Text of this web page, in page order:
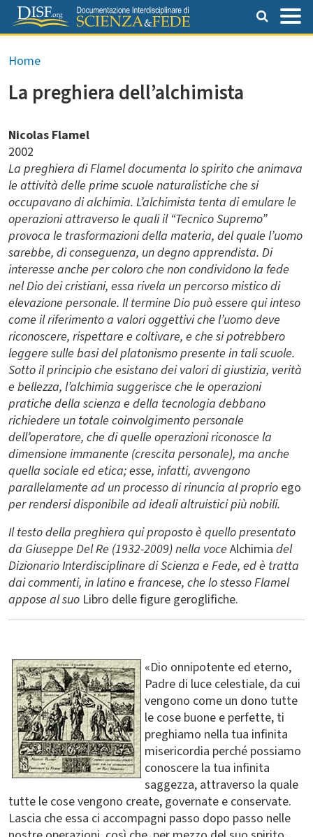
Salta al contenuto principale
Briciole di pane
Home
La preghiera dell’alchimista
Nicolas Flamel
2002
La preghiera di Flamel documenta lo spirito che animava
le attività delle prime scuole naturalistiche che si
occupavano di alchimia. L’alchimista tenta di emulare le
operazioni attraverso le quali il “Tecnico Supremo”
provoca le trasformazioni della materia, del quale l’uomo
sarebbe, di conseguenza, un degno apprendista. Di
interesse anche per coloro che non condividono la fede
nel Dio dei cristiani, essa rivela un percorso mistico di
elevazione personale. Il termine Dio può essere qui inteso
come il riferimento a valori oggettivi che l’uomo deve
riconoscere, rispettare e coltivare, e che si potrebbero
leggere sulle basi del platonismo presente in tali scuole.
Sotto il principio che esistano dei valori di giustizia, verità
e bellezza, l’alchimia suggerisce che le operazioni
pratiche della scienza e della tecnologia debbano
richiedere un totale coinvolgimento personale
dell’operatore, che di quelle operazioni riconosce la
dimensione immanente (crescita personale), ma anche
quella sociale ed etica; esse, infatti, avvengono
parallelamente ad un processo di rinuncia al proprio ego
per rendersi disponibile ad ideali altruistici più nobili.
Il testo della preghiera qui proposto è quello presentato
da Giuseppe Del Re (1932-2009) nella voce Alchimia del
Dizionario Interdisciplinare di Scienza e Fede, ed è tratta
dai commenti, in latino e francese, che lo stesso Flamel
appose al suo Libro delle figure geroglifiche.
«Dio onnipotente ed eterno,
Padre di luce celestiale, da cui
vengono come un dono tutte
le cose buone e perfette, ti
preghiamo nella tua infinita
misericordia perché possiamo
conoscere la tua infinita
saggezza, attraverso la quale
tutte le cose vengono create, governate e conservate.
Lascia che essa ci accompagni passo dopo passo nelle